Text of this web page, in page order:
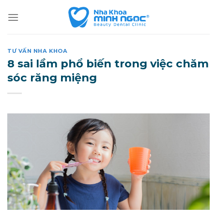
TƯ VẤN NHA KHOA
8 sai lầm phổ biến trong việc chăm
sóc răng miệng